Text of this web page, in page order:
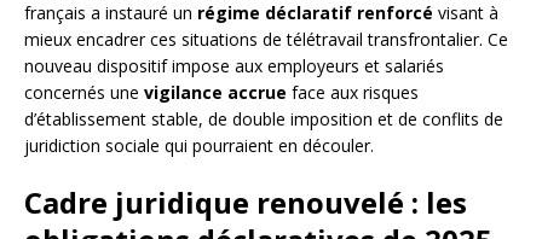
français a instauré un régime déclaratif renforcé visant à
mieux encadrer ces situations de télétravail transfrontalier. Ce
nouveau dispositif impose aux employeurs et salariés
concernés une vigilance accrue face aux risques
d’établissement stable, de double imposition et de conflits de
juridiction sociale qui pourraient en découler.
Cadre juridique renouvelé : les